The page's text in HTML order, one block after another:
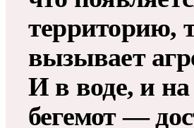
территорию,
вызывает
И в воде, и
бегемот —